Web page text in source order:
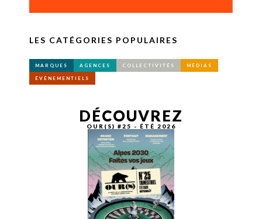
LES CATÉGORIES POPULAIRES
MARQUES AGENCES COLLECTIVITÉS MÉDIAS
ÉVÉNEMENTIELS
DÉCOUVREZ
OUR(S) #25 - ÉTÉ 2026